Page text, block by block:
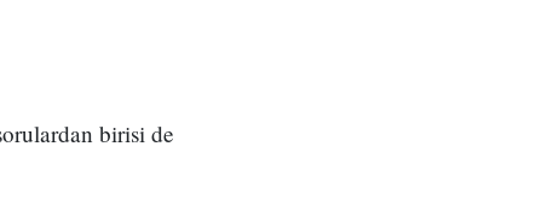
birisi de